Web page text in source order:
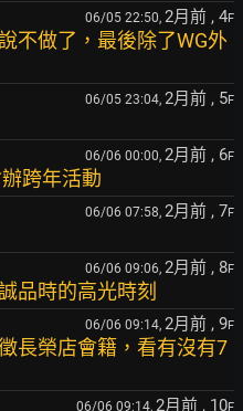
06/05 22:50, 2月前 , 4F
不做了，最後除了WG外
06/05 23:04, 2月前 , 5F
06/06 00:00, 2月前 , 6F
跨年活動
06/06 07:58, 2月前 , 7F
06/06 09:06, 2月前 , 8F
品時的高光時刻
06/06 09:14, 2月前 , 9F
長榮店會籍，看有沒有7
06/06 09:14, 2月前 , 10F